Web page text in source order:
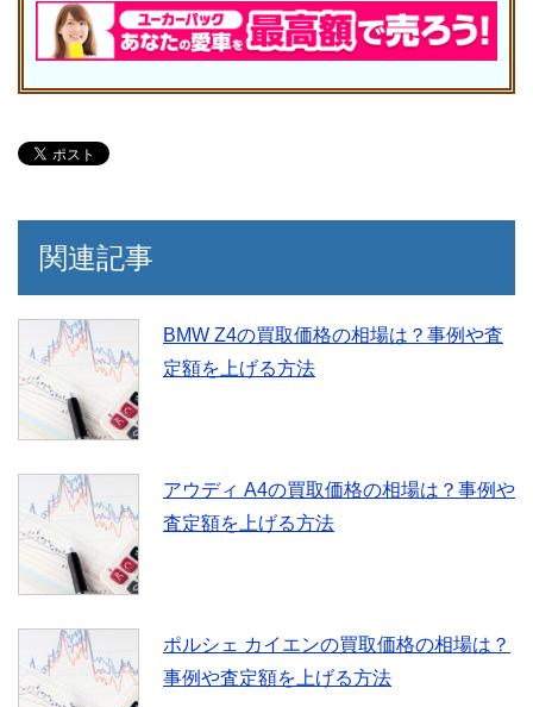
関連記事
BMW Z4の買取価格の相場は？事例や査
定額を上げる方法
アウディ A4の買取価格の相場は？事例や
査定額を上げる方法
ポルシェ カイエンの買取価格の相場は？
事例や査定額を上げる方法